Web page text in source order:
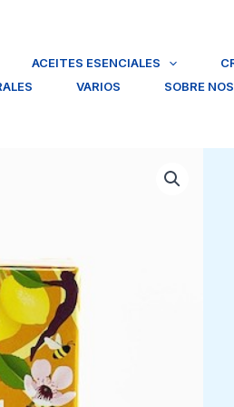
ACEITES ESENCIALES
VARIOS SOBRE